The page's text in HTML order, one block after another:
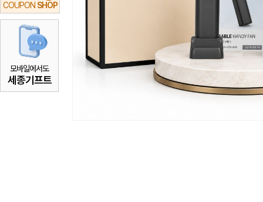
COUPON SHOP
모바일에서도
세종기프트